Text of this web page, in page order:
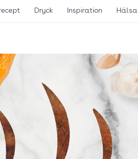
Dryck Inspiration Hälsa